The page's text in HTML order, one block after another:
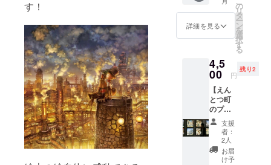
す！
見せく
ださ
い。
す。 会
場にお
越しに
縄の雰
囲気を
味わう
ことが
できま
す♪ ※内
容は多
少変更
がある
ことが
ござい
ド詰め
合わせ
セット
(2000円
相当) +
とつ町
のプペ
ル』ポ
スト
カード3
枚 + 心
を込め
た御礼
のお手
紙 地元
で大人
詳細を見る
の
リ
タ
ー
ン
を
選
択
す
る
4,5
00 円
残り2
【えん
とつ町
のプペ
ル展を
独り占
めでき
る権
利】 ご
支援
者：
2人
お届
け予